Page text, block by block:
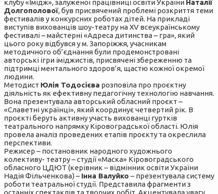
клубу «Імідж», залуженої працівниці освіти України Наталії
Долгополової, був присвячений проблемі розкриття теми
фестивалів у конкурсних роботах дітей. На прикладі
виступів вихованців шоу-театру на XV всеукраїнському
фестивалі – майстерні «Адреса дитинства – гра», який
цього року відбувся у м. Запоріжжя, учасникам
методичного об’єднання були продемонстровані
авторські ігри іміджистів, присвячені збереженню та
підтримці ментального здоров’я, щастю кожної окремої
людини.
Методист Юлія Тодосієва розповіла про проєктну
діяльність як ефективну педагогічну технологію навчання.
Вона презентувала авторський обласний проєкт –
«Славетні українці», який координує четвертий рік. В
проєкті беруть активну участь вихованці гуртків
театрального напрямку Кіровоградської області. Юлія
провела аналіз проведених етапів проєкту та окреслила
перспективи.
Режисер – постановник народного художнього
колективу- театру – студії «Маска» Кіровоградського
обласного ЦДЮТ (керівник – відмінник освіти України
Надія Фільченкова) – Інна Валуйко – презентувала систему
роботи театральної студії. Представила фрагменти з
останніх спектаклів та творчих робіт. Акцентувала увагу